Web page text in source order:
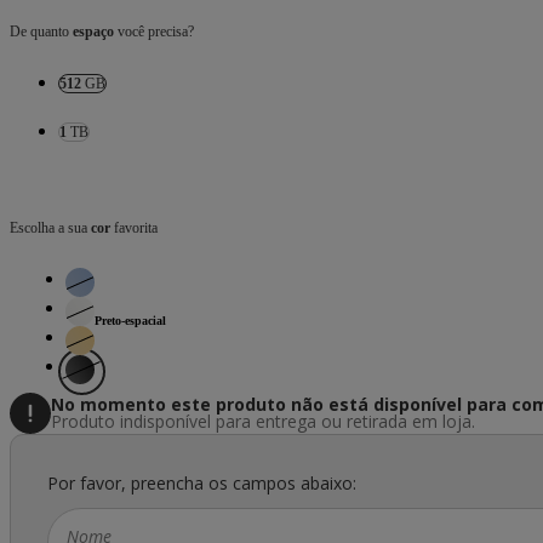
De quanto espaço você precisa?
512 GB
1 TB
Escolha a sua cor favorita
Preto-espacial
No momento este produto não está disponível para
Produto indisponível para entrega ou retirada em loja.
Por favor, preencha os campos abaixo:
Nome